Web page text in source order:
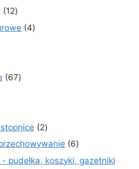
1212
produktów
44
6767
22
produkty
66
produktów
- pudełka, koszyki, gazetniki